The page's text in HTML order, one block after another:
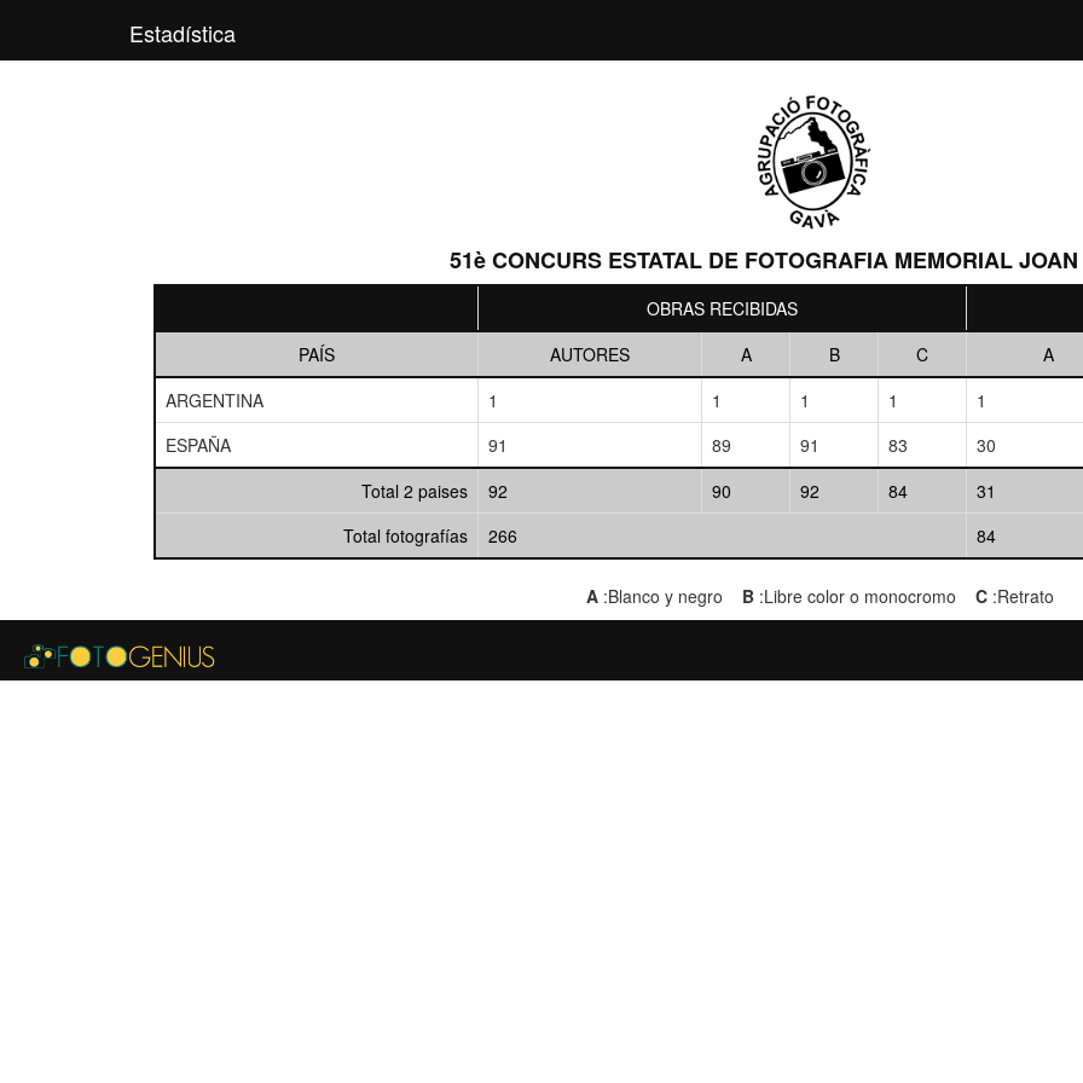
Estadística
51è CONCURS ESTATAL DE FOTOGRAFIA MEMORIAL
OBRAS RECIBIDAS
PAÍS
AUTORES A B C
A
ARGENTINA
1 1 1 1
1
ESPAÑA
91 89 91 83
30
Total 2 paises
92 90 92 84
31
Total fotografías
266 84
A:Blanco y negro B:Libre color o monocromo C:Retrato